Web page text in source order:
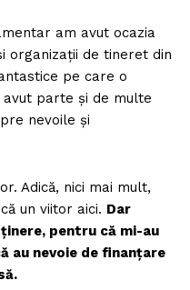
am avut ocazia
organizații de tineret din
pe care o
parte și de multe
nevoile și
Adică, nici mai mult,
un viitor aici. Dar
pentru că mi-au
au nevoie de finanțare